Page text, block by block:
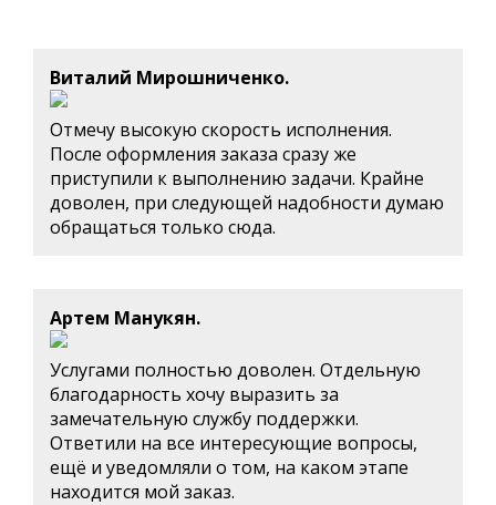
Виталий Мирошниченко.
Отмечу высокую скорость исполнения.
После оформления заказа сразу же
приступили к выполнению задачи. Крайне
доволен, при следующей надобности думаю
обращаться только сюда.
Артем Манукян.
Услугами полностью доволен. Отдельную
благодарность хочу выразить за
замечательную службу поддержки.
Ответили на все интересующие вопросы,
ещё и уведомляли о том, на каком этапе
находится мой заказ.